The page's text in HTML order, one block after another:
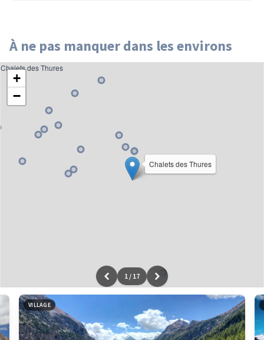
À ne pas manquer dans les environs
Chalets des Thures
+
−
Leaflet|données ©OpenStreetMap/ODbL - renduOSM France
Chalets des Thures
1 / 17
VILLAGE